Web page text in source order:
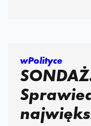
wPolityce